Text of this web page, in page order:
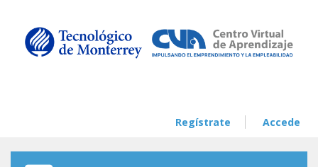
Regístrate Accede